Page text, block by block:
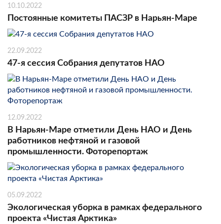
10.10.2022
Постоянные комитеты ПАСЗР в Нарьян-Маре
22.09.2022
47-я сессия Собрания депутатов НАО
12.09.2022
В Нарьян-Маре отметили День НАО и День
работников нефтяной и газовой
промышленности. Фоторепортаж
05.09.2022
Экологическая уборка в рамках федерального
проекта «Чистая Арктика»